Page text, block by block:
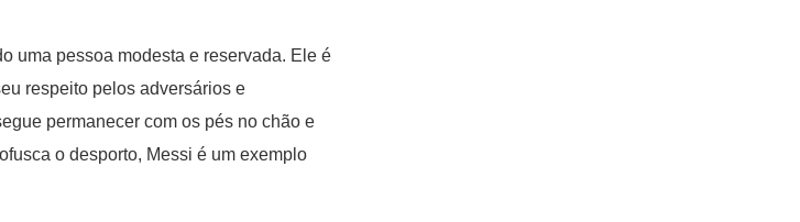
uma pessoa modesta e reservada. Ele é
respeito pelos adversários e
permanecer com os pés no chão e
o desporto, Messi é um exemplo